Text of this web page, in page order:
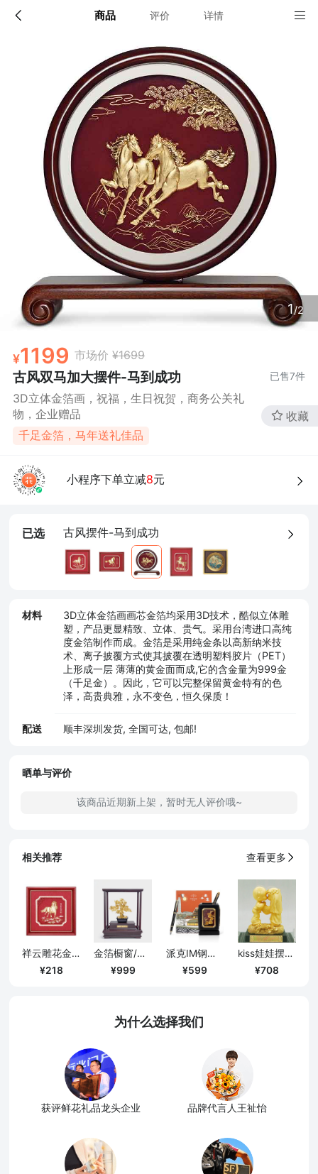
商品 评价 详情
1/2
1199 市场价 ¥1699
古风双马加大摆件-马到成功 已售7件
3D立体金箔画，祝福，生日祝贺，商务公关礼
物，企业赠品
千足金箔，马年送礼佳品
收藏
小程序下单立减8元
已选 古风摆件-马到成功
材料
3D立体金箔画画芯金箔均采用3D技术，酷似立体雕
塑，产品更显精致、立体、贵气。采用台湾进口高纯
度金箔制作而成。金箔是采用纯金条以高新纳米技
术、离子披覆方式使其披覆在透明塑料胶片（PET）
上形成一层 薄薄的黄金面而成,它的含金量为999金
（千足金）。因此，它可以完整保留黄金特有的色
泽，高贵典雅，永不变色，恒久保质！
配送 顺丰深圳发货, 全国可达, 包邮!
配送说明
顺丰深圳发货, 全国可达, 包邮!
确定
店铺信息
该地区暂无配送门店
确定
晒单与评价
该商品近期新上架，暂时无人评价哦~
相关推荐 查看更多
祥云雕花金箔画-马到成功
218
金箔橱窗/招财进宝A款
999
派克IM钢笔大都会礼盒+旋转笔筒四君子组合套装
599
kiss娃娃摆件/大号
708
为什么选择我们
获评鲜花礼品龙头企业 品牌代言人王祉怡